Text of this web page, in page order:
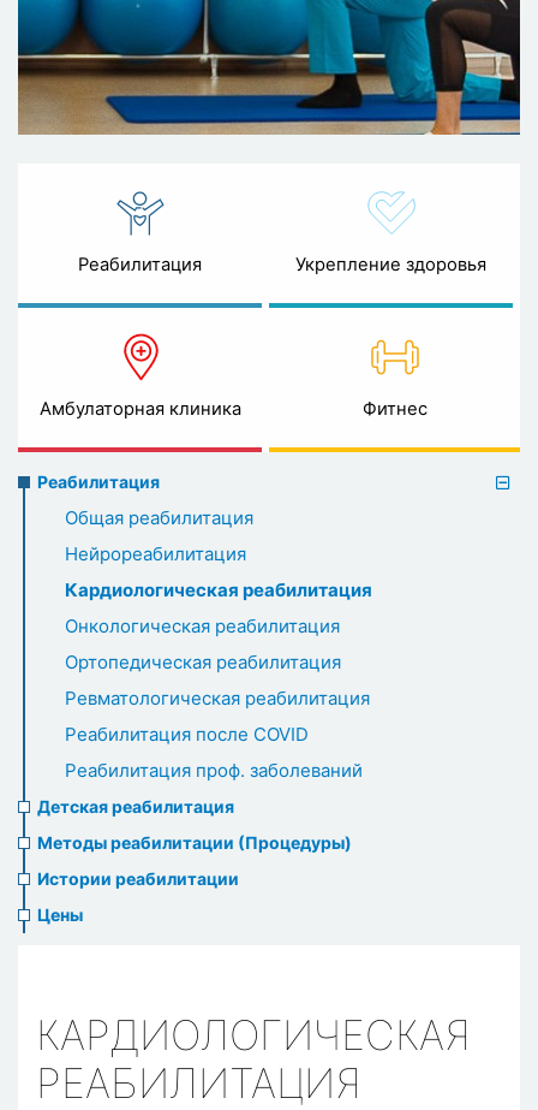
Реабилитация Укрепление здоровья
Амбулаторная клиника Фитнес
Rehabilitation
menu
Реабилитация
Общая реабилитация
Нейрореабилитация
Кардиологическая реабилитация
Онкологическая реабилитация
Ортопедическая реабилитация
Ревматологическая реабилитация
Реабилитация после COVID
Реабилитация проф. заболеваний
Детская реабилитация
Методы реабилитации (Процедуры)
Истории реабилитации
Цены
КАРДИОЛОГИЧЕСКАЯ
РЕАБИЛИТАЦИЯ